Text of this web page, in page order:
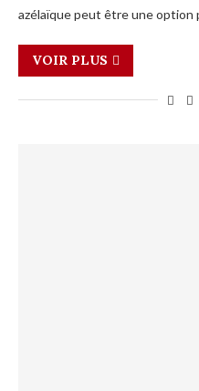
azélaïque peut être une option
VOIR PLUS